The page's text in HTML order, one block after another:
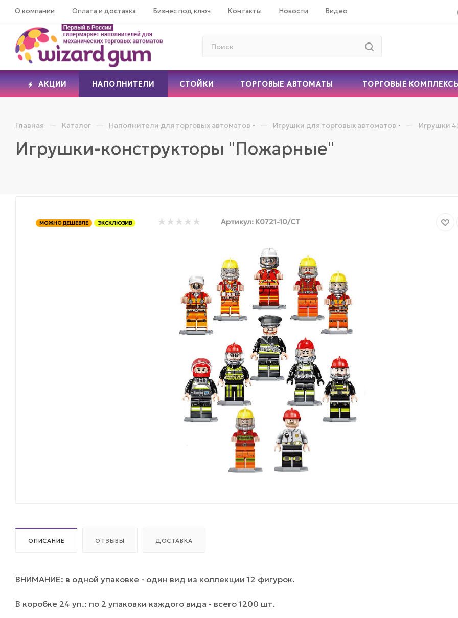
О компании Оплата и доставка Бизнес под ключ Контакты Новости Видео
АКЦИИ НАПОЛНИТЕЛИ СТОЙКИ ТОРГОВЫЕ АВТОМАТЫ ТОРГОВЫЕ
Главная — Каталог — Наполнители для торговых автоматов — Игрушки для торговых автоматов — Игрушки
Игрушки-конструкторы "Пожарные"
МОЖНО ДЕШЕВЛЕ ЭКСКЛЮЗИВ Артикул: K0721-10/СТ
ОПИСАНИЕ ОТЗЫВЫ ДОСТАВКА
ВНИМАНИЕ: в одной упаковке - один вид из коллекции 12 фигурок.
В коробке 24 уп.: по 2 упаковки каждого вида - всего 1200 шт.